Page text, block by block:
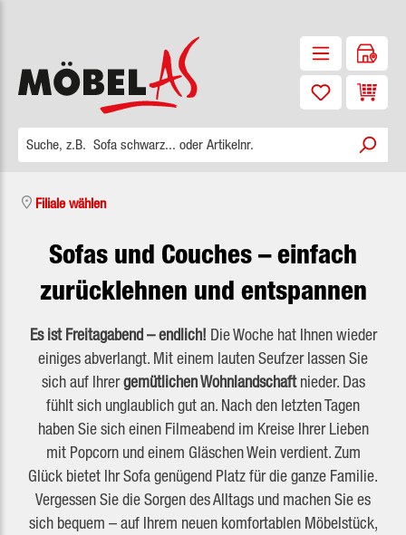
Filiale wählen
Sofas und Couches – einfach
zurücklehnen und entspannen
Es ist Freitagabend – endlich! Die Woche hat Ihnen wieder
einiges abverlangt. Mit einem lauten Seufzer lassen Sie
sich auf Ihrergemütlichen Wohnlandschaftnieder. Das
fühlt sich unglaublich gut an. Nach den letzten Tagen
haben Sie sich einen Filmeabend im Kreise Ihrer Lieben
mit Popcorn und einem Gläschen Wein verdient. Zum
Glück bietet Ihr Sofa genügend Platz für die ganze Familie.
Vergessen Sie die Sorgen des Alltags und machen Sie es
sich bequem – auf Ihrem neuen komfortablen Möbelstück,